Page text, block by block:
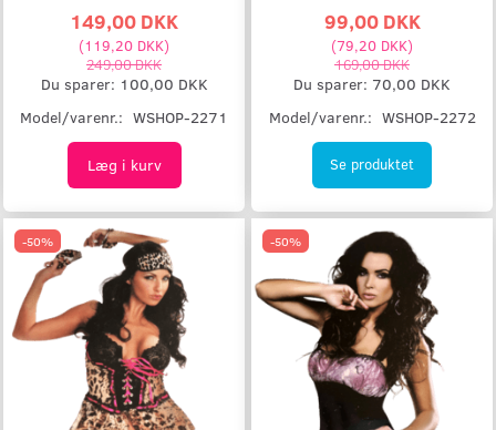
149,00 DKK
(119,20 DKK)
249,00 DKK
Du sparer: 100,00 DKK
Model/varenr.: WSHOP-2271
Læg i kurv
99,00 DKK
(79,20 DKK)
169,00 DKK
Du sparer: 70,00 DKK
Model/varenr.: WSHOP-2272
Se produktet
-50% -50%